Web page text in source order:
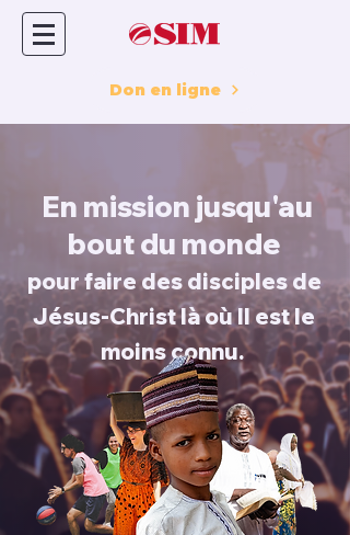
Don en ligne
En mission jusqu'au
bout du monde
pour faire des disciples de
Jésus-Christ là où Il est le
moins connu.